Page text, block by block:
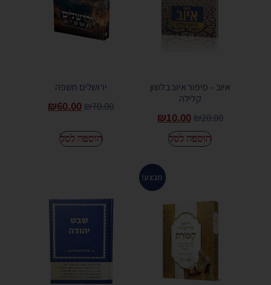
איוב – סיפור איוב בלשון
קלילה
₪20.00
₪10.00
הוספה לסל
ירושלים תשפה
₪70.00
₪60.00
הוספה לסל
מבצע!